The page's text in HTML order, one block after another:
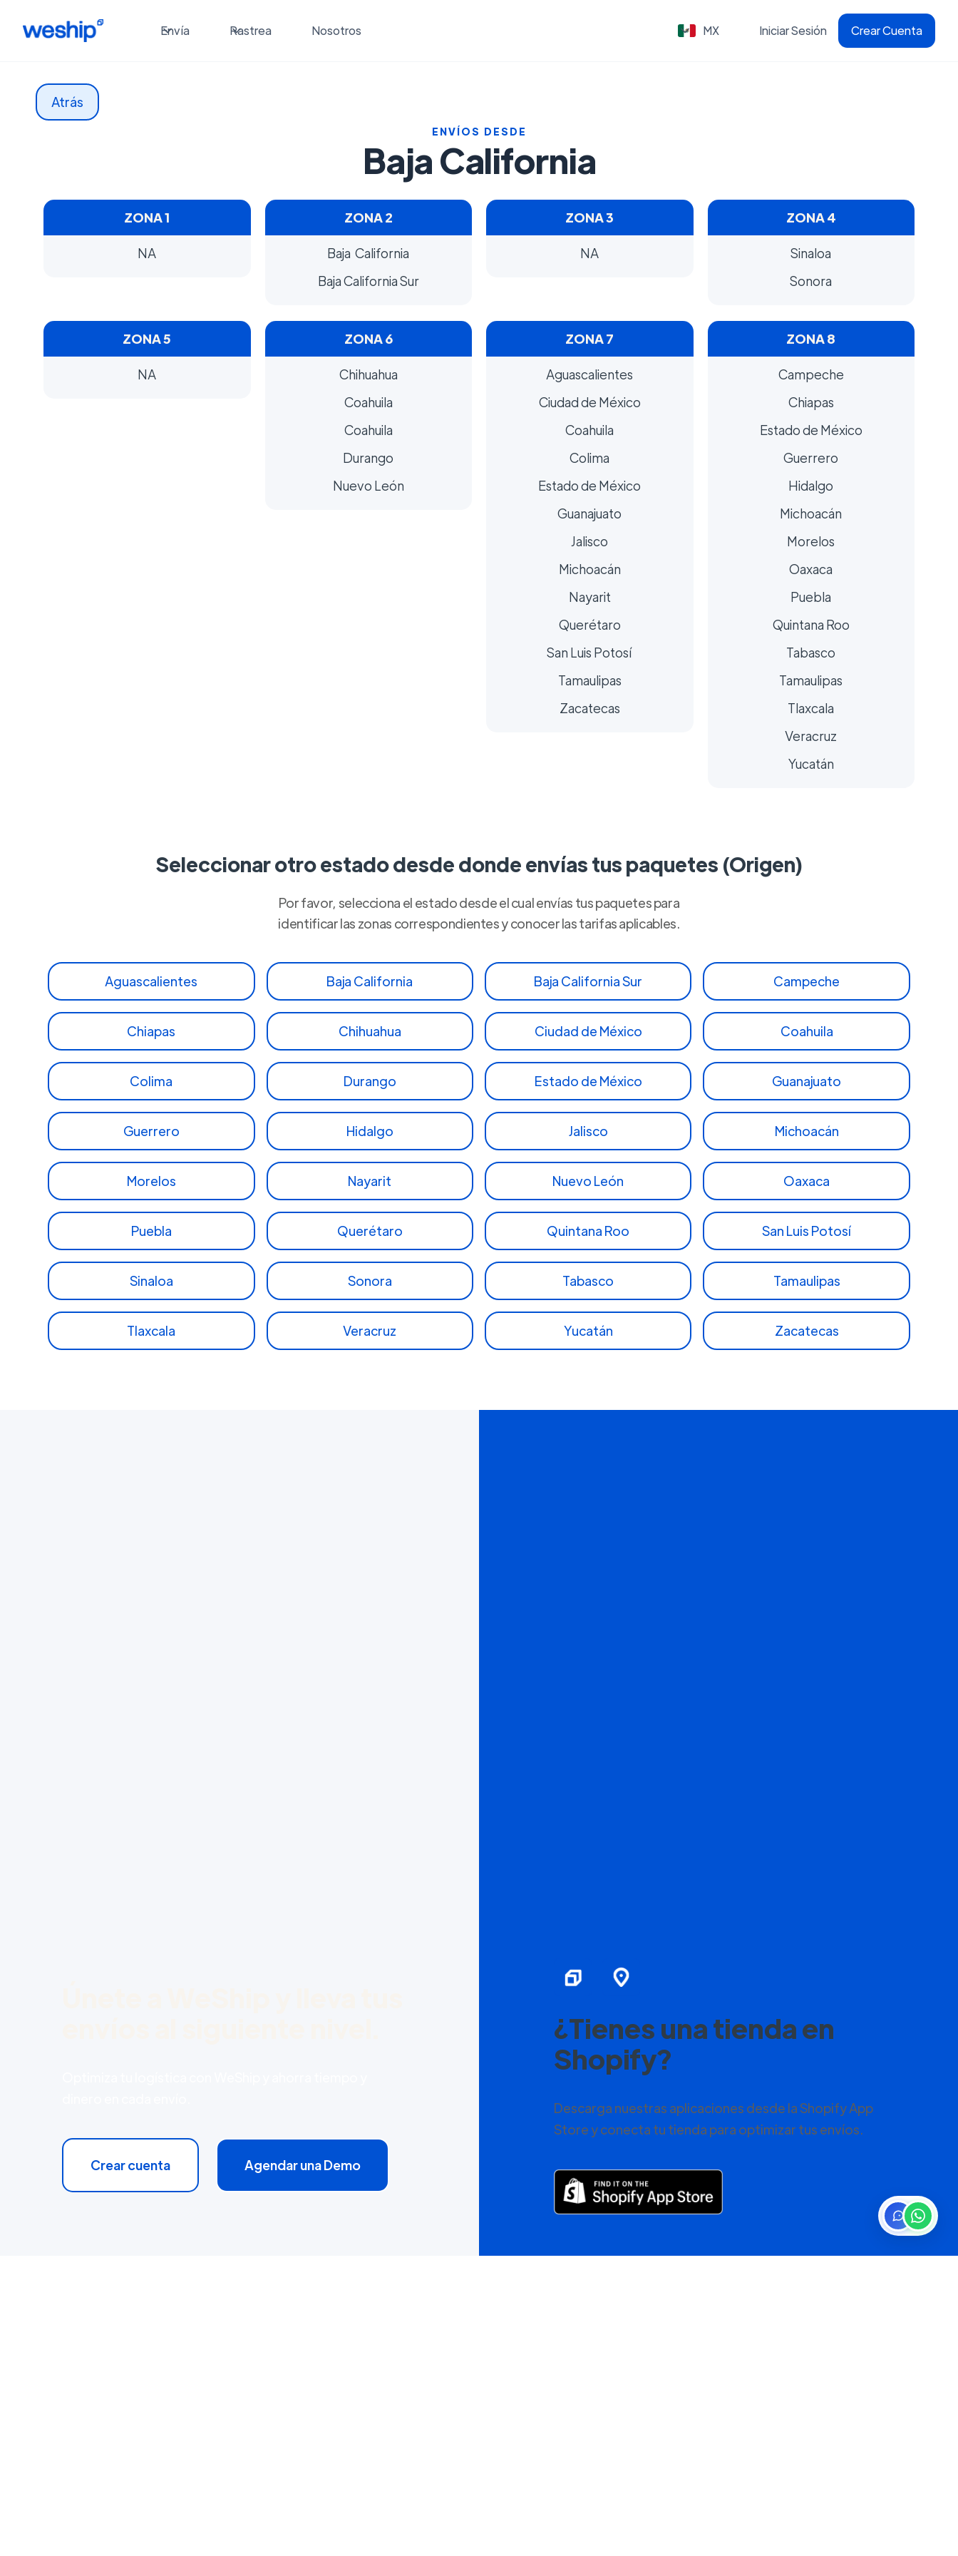
Envía Rastrea Nosotros MX Iniciar Sesión Crear Cuenta
Atrás
ENVÍOS DESDE
Baja California
ZONA 1
NA
ZONA 2
Baja California
Baja California Sur
ZONA 3
NA
ZONA 4
Sinaloa
Sonora
ZONA 5
NA
ZONA 6
Chihuahua
Coahuila
Coahuila
Durango
Nuevo León
ZONA 7
Aguascalientes
Ciudad de México
Coahuila
Colima
Estado de México
Guanajuato
Jalisco
Michoacán
Nayarit
Querétaro
San Luis Potosí
Tamaulipas
Zacatecas
ZONA 8
Campeche
Chiapas
Estado de México
Guerrero
Hidalgo
Michoacán
Morelos
Oaxaca
Puebla
Quintana Roo
Tabasco
Tamaulipas
Tlaxcala
Veracruz
Yucatán
Seleccionar otro estado desde donde envías tus paquetes (Origen)
Por favor, selecciona el estado desde el cual envías tus paquetes para
identificar las zonas correspondientes y conocer las tarifas aplicables.
Aguascalientes Baja California Baja California Sur Campeche
Chiapas Chihuahua Ciudad de México Coahuila
Colima Durango Estado de México Guanajuato
Guerrero Hidalgo Jalisco Michoacán
Morelos Nayarit Nuevo León Oaxaca
Puebla Querétaro Quintana Roo San Luis Potosí
Sinaloa Sonora Tabasco Tamaulipas
Tlaxcala Veracruz Yucatán Zacatecas
Crear cuenta Agendar una Demo
¿Tienes una tienda en
Shopify?
Descarga nuestras aplicaciones desde la Shopify App
Store y conecta tu tienda para optimizar tus envíos.